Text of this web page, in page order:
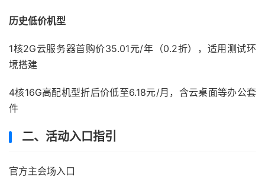
历史低价机型‌
1核2G云服务器首购价35.01元/年（0.2折），适用测试环
境搭建
4核16G高配机型折后价低至6.18元/月，含云桌面等办公套
件
二、活动入口指引
官方主会场入口‌